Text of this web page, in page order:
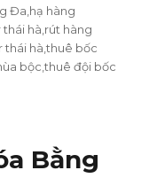
Đa hạ hàng
hà rút hàng
thái hà ,thuê bốc
bộc ,thuê đội bốc
Bằng